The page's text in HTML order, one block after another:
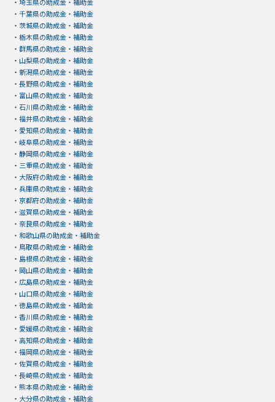
・ 埼玉県の助成金・補助金
・ 千葉県の助成金・補助金
・ 茨城県の助成金・補助金
・ 栃木県の助成金・補助金
・ 群馬県の助成金・補助金
・ 山梨県の助成金・補助金
・ 新潟県の助成金・補助金
・ 長野県の助成金・補助金
・ 富山県の助成金・補助金
・ 石川県の助成金・補助金
・ 福井県の助成金・補助金
・ 愛知県の助成金・補助金
・ 岐阜県の助成金・補助金
・ 静岡県の助成金・補助金
・ 三重県の助成金・補助金
・ 大阪府の助成金・補助金
・ 兵庫県の助成金・補助金
・ 京都府の助成金・補助金
・ 滋賀県の助成金・補助金
・ 奈良県の助成金・補助金
・ 和歌山県の助成金・補助金
・ 鳥取県の助成金・補助金
・ 島根県の助成金・補助金
・ 岡山県の助成金・補助金
・ 広島県の助成金・補助金
・ 山口県の助成金・補助金
・ 徳島県の助成金・補助金
・ 香川県の助成金・補助金
・ 愛媛県の助成金・補助金
・ 高知県の助成金・補助金
・ 福岡県の助成金・補助金
・ 佐賀県の助成金・補助金
・ 長崎県の助成金・補助金
・ 熊本県の助成金・補助金
・ 大分県の助成金・補助金